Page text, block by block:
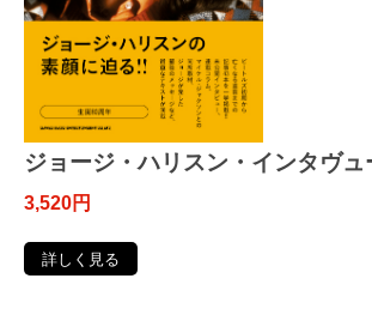
ジョージ・ハリスン・インタヴュ
3,520円
詳しく見る